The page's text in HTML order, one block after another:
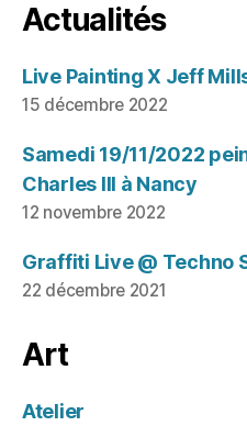
Actualités
Live Painting X Jeff
15 décembre 2022
Samedi 19/11/2022
Charles III à Nancy
12 novembre 2022
Graffiti Live @ Techno
22 décembre 2021
Art
Atelier